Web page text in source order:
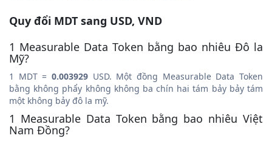
Quy đổi MDT sang USD, VND
1 Measurable Data Token bằng bao nhiêu Đô la
Mỹ?
1 MDT = 0.003929 USD. Một đồng Measurable Data Token
bằng không phẩy không không ba chín hai tám bảy bảy tám
một không bảy đô la mỹ.
1 Measurable Data Token bằng bao nhiêu Việt
Nam Đồng?